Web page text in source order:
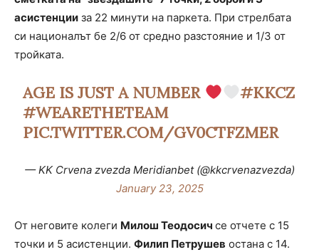
асистенции за 22 минути на паркета. При стрелбата
си националът бе 2/6 от средно разстояние и 1/3 от
тройката.
AGE IS JUST A NUMBER
#KKCZ
#WEARETHETEAM
PIC.TWITTER.COM/GV0CTFZMER
— KK Crvena zvezda Meridianbet (@kkcrvenazvezda)
January 23, 2025
От неговите колеги Милош Теодосич се отчете с 15
точки и 5 асистенции. Филип Петрушев остана с 14.